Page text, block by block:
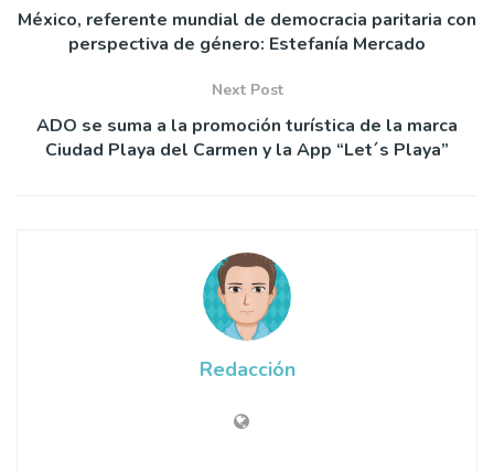
México, referente mundial de democracia paritaria con
perspectiva de género: Estefanía Mercado
Next Post
ADO se suma a la promoción turística de la marca
Ciudad Playa del Carmen y la App “Let´s Playa”
Redacción